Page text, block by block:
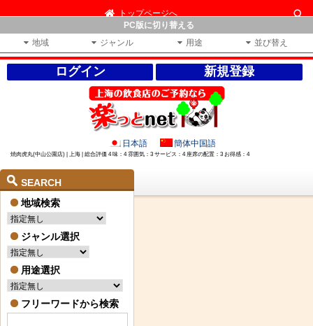
トップページへ
PC版に切り替える
地域
ジャンル 用途 並び替え
ログイン 新規登録
日本語 簡体中国語
焼肉虎丸(中山公園店) | 上海 | 総合評価 4 味：4 雰囲気：3 サービス：4 座席の配置：3 お得感：4
SEARCH
地域検索
ジャンル選択
用途選択
フリーワードから検索